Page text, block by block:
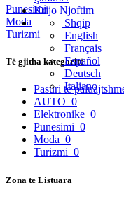
Krijo Njoftim
Shqip
English
Français
Español
Deutsch
Italiano
Punesimi
Moda
Turizmi
Të gjitha kategoritë
Pasuri të
AUTO 0
Elektronike 0
Punesimi 0
Moda 0
Turizmi 0
Zona te Listuara